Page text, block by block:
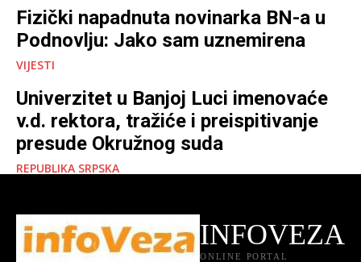
Fizički napadnuta novinarka BN-a u
Podnovlju: Jako sam uznemirena
VIJESTI
Univerzitet u Banjoj Luci imenovaće
v.d. rektora, tražiće i preispitivanje
presude Okružnog suda
REPUBLIKA SRPSKA
INFOVEZA
ONLINE PORTAL